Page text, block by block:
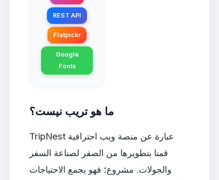
REST API
Flatpickr
Google
Fonts
ما هو تريب نيست؟
TripNest عبارة عن منصة ويب احترافية
قمنا بتطويرها من الصفر لصناعة السفر
والجولات. مشروع؛ فهو يجمع الاحتياجات